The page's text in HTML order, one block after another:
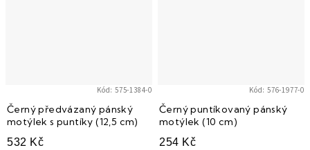
Černý předvázaný pánský
motýlek s puntíky (12,5 cm)
532 Kč
Kód: 575-1384-0
Černý puntíkovaný pánský
motýlek (10 cm)
254 Kč
Kód: 576-1977-0